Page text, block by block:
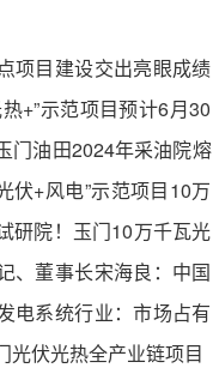
项目建设交出亮眼成绩
+”示范项目预计6月30
门油田2024年采油院熔
术研究
伏+风电”示范项目10万
技术咨询服务采购
研院！玉门10万千瓦光
统受电一次成功
、董事长宋海良：中国
领域已形成国际领先优
电系统行业：市场占有
光伏光热全产业链项目